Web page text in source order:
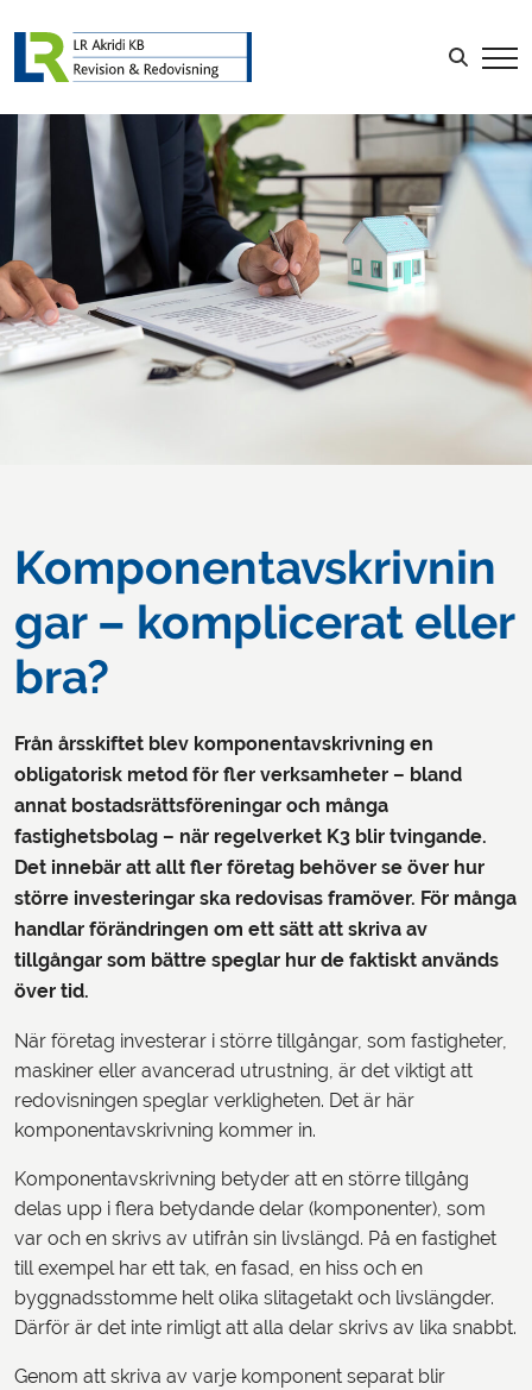
LOGGA IN Sök efter:
Komponentavskrivnin
gar – komplicerat eller
bra?
Från årsskiftet blev komponentavskrivning en
obligatorisk metod för fler verksamheter – bland
annat bostadsrättsföreningar och många
fastighetsbolag – när regelverket K3 blir tvingande.
Det innebär att allt fler företag behöver se över hur
större investeringar ska redovisas framöver. För många
handlar förändringen om ett sätt att skriva av
tillgångar som bättre speglar hur de faktiskt används
över tid.
När företag investerar i större tillgångar, som fastigheter,
maskiner eller avancerad utrustning, är det viktigt att
redovisningen speglar verkligheten. Det är här
komponentavskrivning kommer in.
Komponentavskrivning betyder att en större tillgång
delas upp i flera betydande delar (komponenter), som
var och en skrivs av utifrån sin livslängd. På en fastighet
till exempel har ett tak, en fasad, en hiss och en
byggnadsstomme helt olika slitagetakt och livslängder.
Därför är det inte rimligt att alla delar skrivs av lika snabbt.
Genom att skriva av varje komponent separat blir